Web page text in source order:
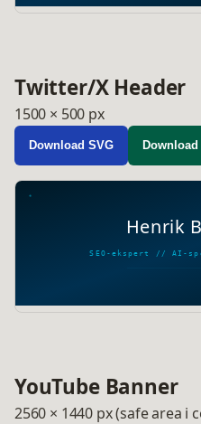
Twitter/X Header
1500 × 500 px
Download SVG Download
Henrik
SEO-ekspert // AI-
YouTube Banner
2560 × 1440 px (safe area i